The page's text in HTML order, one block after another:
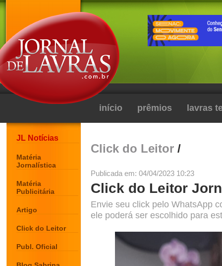
início prêmios lavras
JL Notícias
Matéria
Jornalística
Matéria
Publicitária
Artigo
Click do Leitor
Publ. Oficial
Click do Leitor /
Publicada em: 04/04/2023 10:23
Click do Leitor
Envie seu click pelo WhatsApp
ele poderá ser escolhido para